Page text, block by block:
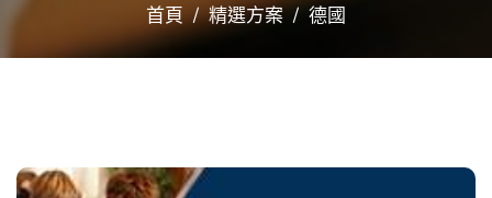
首頁 精選方案 德國